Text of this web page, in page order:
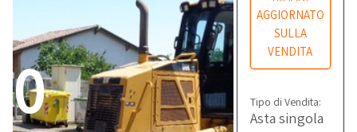
0
AGGIORNATO
SULLA
VENDITA
Tipo di Vendita:
Asta singola